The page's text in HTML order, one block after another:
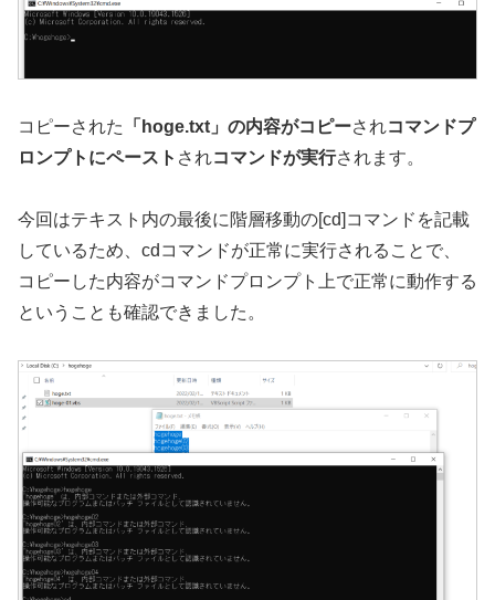
コピーされた 「hoge.txt」の内容がコピーされコマンドプ
ロンプトにペースト されコマンドが実行されます。
今回はテキスト内の最後に階層移動の[cd]コマンドを記載
しているため、cdコマンドが正常に実行されることで、
コピーした内容がコマンドプロンプト上で正常に動作する
ということも確認できました。